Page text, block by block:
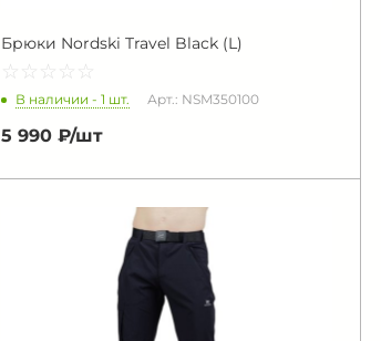
Брюки Nordski Travel Black (L)
☆ ☆ ☆ ☆ ☆
★ ★ ★ ★ ★
В наличии - 1 шт. Арт.: NSM350100
5 990 ₽/шт